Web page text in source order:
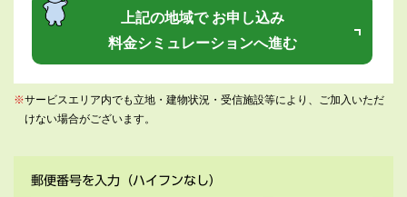
上記の地域で お申し込み
料金シミュレーションへ進む
※サービスエリア内でも立地・建物状況・受信施設等により、ご加入いただ
けない場合がございます。
郵便番号を入力 （ハイフンなし）